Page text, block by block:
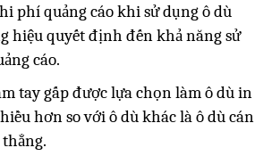
phí quảng cáo khi sử dụng ô dù
hiệu quyết định đến khả năng sử
cáo.
tay gấp được lựa chọn làm ô dù in
hơn so với ô dù khác là ô dù cán